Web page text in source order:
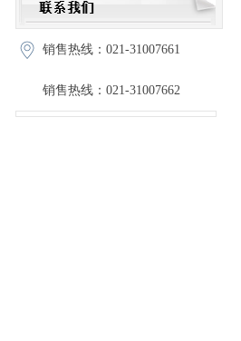
销售热线：021-31007661
销售热线：021-31007662